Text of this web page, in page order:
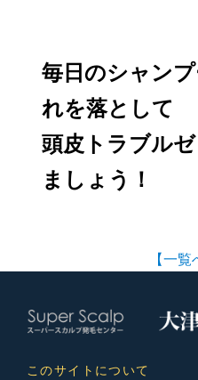
毎日のシャン
れを落として
頭皮トラブル
ましょう！
【一覧
このサイトについて